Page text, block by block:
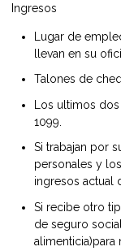
Ingresos
Lugar de
llevan en su
Talones de
Los ultimos
1099.
Si trabajan por
personales y
ingresos actual
Si recibe otro
de seguro
alimenticia)para